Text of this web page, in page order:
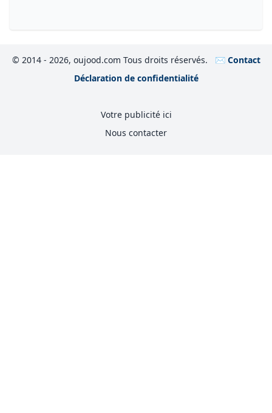
© 2014 - 2026, oujood.com Tous droits réservés.
✉️ Contact
Déclaration de confidentialité
Votre publicité ici
Nous contacter